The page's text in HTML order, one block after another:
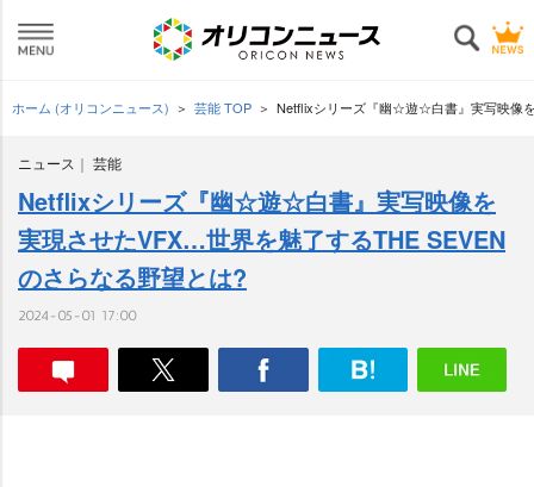
ホーム (オリコンニュース) 芸能 TOP Netflixシリーズ『幽☆遊☆白書』実写映像
ニュース 芸能
Netflixシリーズ『幽☆遊☆白書』実写映像を
実現させたVFX…世界を魅了するTHE SEVEN
のさらなる野望とは?
2024-05-01 17:00